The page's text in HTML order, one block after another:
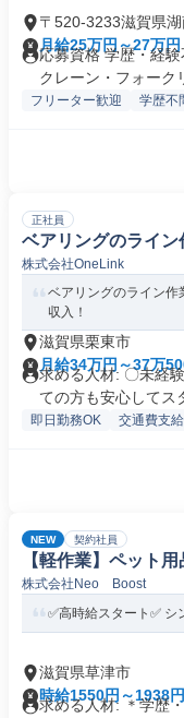
〒520-3233滋賀県
月給25万円～27万円
応募資格 学歴・経
クレーン・フォーク
フリーター歓迎 学歴不
正社員
ベアリングのライン
株式会社OneLink
ベアリングのライン作
収入！
滋賀県栗東市
月給34万円～37万
求める人材: 〇未経
ての方も安心してス
即日勤務OK 交通費支給
NEW 契約社員
【軽作業】ペット
株式会社Neo Boost
✅高時給スタート✅
滋賀県草津市
時給1550円～1938円
求める人材: ＊学歴